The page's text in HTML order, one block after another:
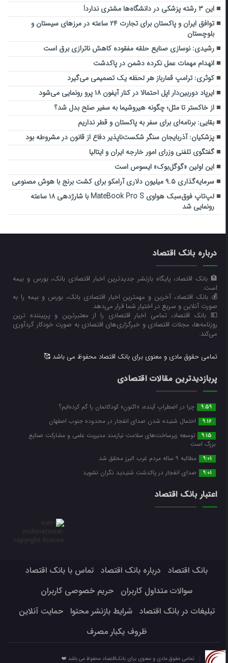
این ۳ رشته پزشکی در دانشگاه‌ها مشتری ندارد!
توافق ایران و پاکستان برای تجارت ۲۴ ساعته در مرزهای سیستان و
بلوچستان
رشیدی: نوسازی صنایع حلقه مفقوده کاهش ناترازی برق است
انهدام مهمات عمل نکرده دشمن در پاکدشت
کوثری: ترامپ قمارباز هر لحظه یک تصمیمی می‌گیرد
ایرپاد دوربین‌دار اپل احتمالا در کنار آیفون ۱۸ پرو رونمایی می‌شود
از خاکستر تا مثل؛ چگونه هیروشیما به سفیر صلح بدل شد؟
بقایی: برنامه‌ای برای سفر به پاکستان و قطر نداریم
پزشکیان: آذربایجان سنگر شکست‌ناپذیر دفاع از قانون در مشروطه بود
گفتگوی تلفنی وزرای امور خارجه ایران و ایتالیا
این اولین «گوگل‌بوک» ایسوس است
سرمایه‌گذاری ۹.۵ میلیون دلاری آرامکو برای کشت برنج با هوش مصنوعی
لپ‌تاپ فوق‌سبک هواوی MateBook Pro S با شارژدهی ۱۸ ساعته
رونمایی شد
درباره بانک اقتصاد
🏦 بانک اقتصاد، پایگاه بازنشر جدیدترین اخبار اقتصادی بانک، بورس و بیمه
است.
💰 بانک اقتصاد، آخرین و مهمترین اخبار اقتصادی بانک، بورس و بیمه را به
صورت آنلاین و سریع در اختیار شما قرار می‌‌دهد.
💵 بانک اقتصاد، تمامی اخبار اقتصادی را از معتبرترین و پربیننده ترین
روزنامه‌ها، مجلات اقتصادی و خبرگزاری‌های اقتصادی به صورت خودکار گردآوری
می‌کند.
تمامی حقوق مادی و معنوی برای بانک اقتصاد محفوظ می باشد 🥰
پربازدیدترین مقالات اقتصادی
9:59 چرا در اضطرابِ آینده، «اکنونِ» کودکانمان را گم کرده‌ایم؟
9:16 احتمال شنیده شدن صدای انفجار در محدوده جنوب اصفهان
9:15
توسعه زیرساخت‌های سلامت نیازمند مدیریت علمی و مشارکت صنایع
بزرگ است
9:01 مطالبه ۹ ساله مردم غرب البرز محقق شد
9:01 صدای انفجار در پاکدشت شنیدید نگران نشوید
اعتبار بانک اقتصاد
بانک اقتصاد درباره بانک اقتصاد
تماس با بانک اقتصاد
سوالات متداول کاربران
حریم خصوصی کاربران
تبلیغات در بانک اقتصاد
شرایط بازنشر محتوا
حمایت آنلاین
ظروف یکبار مصرف
تمامی حقوق مادی و معنوی برای بانک‌اقتصاد محفوظ می باشد ❤️